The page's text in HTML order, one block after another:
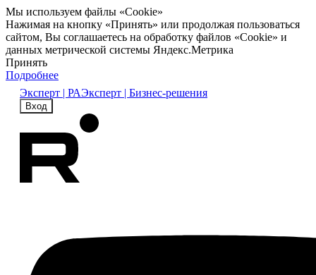
Мы используем файлы «Cookie»
Нажимая на кнопку «Принять» или продолжая пользоваться
сайтом, Вы соглашаетесь на обработку файлов «Cookie» и
данных метрической системы Яндекс.Метрика
Принять
Подробнее
Эксперт | РАЭксперт | Бизнес-решения
Вход